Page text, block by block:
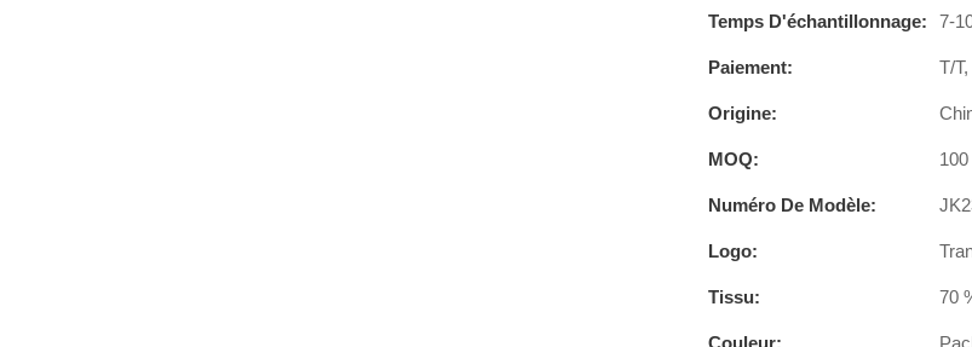
Temps D'échantillonnage: 7-
Paiement: T/
Origine:
MOQ: 100
Numéro De Modèle:
Logo:
Tissu: 70